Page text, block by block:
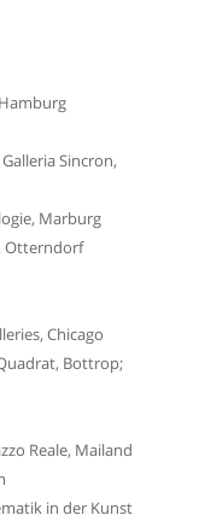
Galleria Sincron,
Marburg
Otterndorf
Chicago
, Bottrop;
Reale, Mailand
in der Kunst